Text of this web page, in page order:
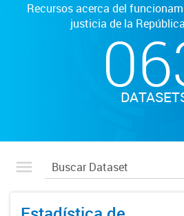
Recursos acerca del
justicia de la